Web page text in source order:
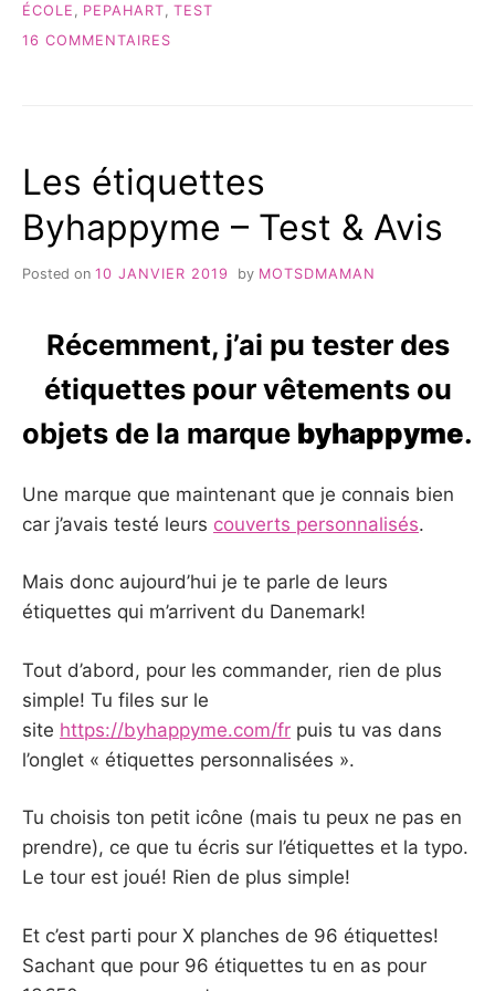
ÉCOLE , PEPAHART, TEST
16 COMMENTAIRES
Les étiquettes
Byhappyme – Test & Avis
Posted on 10 JANVIER 2019 by MOTSDMAMAN
Récemment, j’ai pu tester des
étiquettes pour vêtements ou
objets de la marque byhappyme.
Une marque que maintenant que je connais bien
car j’avais testé leurs couverts personnalisés.
Mais donc aujourd’hui je te parle de leurs
étiquettes qui m’arrivent du Danemark!
Tout d’abord, pour les commander, rien de plus
simple! Tu files sur le
site https://byhappyme.com/fr puis tu vas dans
l’onglet « étiquettes personnalisées ».
Tu choisis ton petit icône (mais tu peux ne pas en
prendre), ce que tu écris sur l’étiquettes et la typo.
Le tour est joué! Rien de plus simple!
Et c’est parti pour X planches de 96 étiquettes!
Sachant que pour 96 étiquettes tu en as pour